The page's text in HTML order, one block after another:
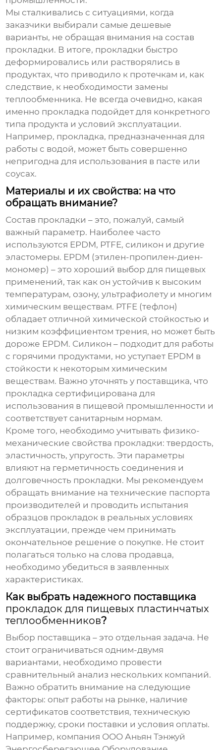
Мы сталкивались с ситуациями, когда
заказчики выбирали самые дешевые
варианты, не обращая внимания на состав
прокладки. В итоге, прокладки быстро
деформировались или растворялись в
продуктах, что приводило к протечкам и, как
следствие, к необходимости замены
теплообменника. Не всегда очевидно, какая
именно прокладка подойдет для конкретного
типа продукта и условий эксплуатации.
Например, прокладка, предназначенная для
работы с водой, может быть совершенно
непригодна для использования в пасте или
соусах.
Материалы и их свойства: на что
обращать внимание?
Состав прокладки – это, пожалуй, самый
важный параметр. Наиболее часто
используются EPDM, PTFE, силикон и другие
эластомеры. EPDM (этилен-пропилен-диен-
мономер) – это хороший выбор для пищевых
применений, так как он устойчив к высоким
температурам, озону, ультрафиолету и многим
химическим веществам. PTFE (тефлон)
обладает отличной химической стойкостью и
низким коэффициентом трения, но может быть
дороже EPDM. Силикон – подходит для работы
с горячими продуктами, но уступает EPDM в
стойкости к некоторым химическим
веществам. Важно уточнять у поставщика, что
прокладка сертифицирована для
использования в пищевой промышленности и
соответствует санитарным нормам.
Кроме того, необходимо учитывать физико-
механические свойства прокладки: твердость,
эластичность, упругость. Эти параметры
влияют на герметичность соединения и
долговечность прокладки. Мы рекомендуем
обращать внимание на технические паспорта
производителей и проводить испытания
образцов прокладок в реальных условиях
эксплуатации, прежде чем принимать
окончательное решение о покупке. Не стоит
полагаться только на слова продавца,
необходимо убедиться в заявленных
характеристиках.
Как выбрать надежного поставщика
прокладок для пищевых пластинчатых
теплообменников?
Выбор поставщика – это отдельная задача. Не
стоит ограничиваться одним-двумя
вариантами, необходимо провести
сравнительный анализ нескольких компаний.
Важно обратить внимание на следующие
факторы: опыт работы на рынке, наличие
сертификатов соответствия, техническую
поддержку, сроки поставки и условия оплаты.
Например, компания ООО Аньян Тэнжуй